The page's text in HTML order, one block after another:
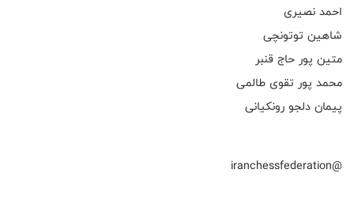
احمد نصیری
شاهین توتونچی
متین پور حاج قنبر
محمد پور تقوی طالمی
پیمان دلجو رونکیانی
@iranchessfederation